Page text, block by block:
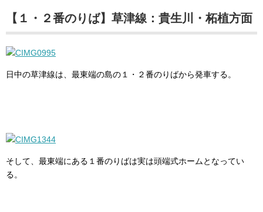
【１・２番のりば】草津線：貴生川・柘植方面
日中の草津線は、最東端の島の１・２番のりばから発車する。
そして、最東端にある１番のりばは実は頭端式ホームとなってい
る。